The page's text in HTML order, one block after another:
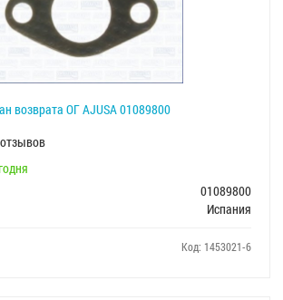
возврата ОГ AJUSA 01089800
01089800
Испания
Код: 1453021-6